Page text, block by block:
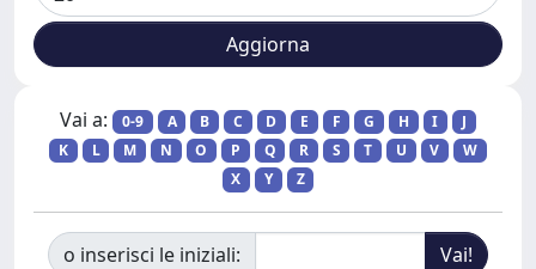
Vai a: 0-9 A B C D E F G H I
J
K
L M N O P Q R S T U V
W
X
Y Z
o inserisci le iniziali: